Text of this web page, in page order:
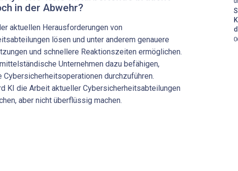
in der Abwehr?
aktuellen Herausforderungen von
lösen und unter anderem genauere
und schnellere Reaktionszeiten ermöglichen.
Unternehmen dazu befähigen,
durchzuführen.
KI die Arbeit aktueller Cybersicherheitsabteilungen
aber nicht überflüssig machen.